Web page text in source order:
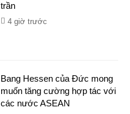
trần
4 giờ trước
Bang Hessen của Đức mong
muốn tăng cường hợp tác với
các nước ASEAN